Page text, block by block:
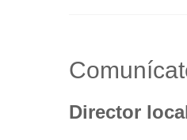
Director